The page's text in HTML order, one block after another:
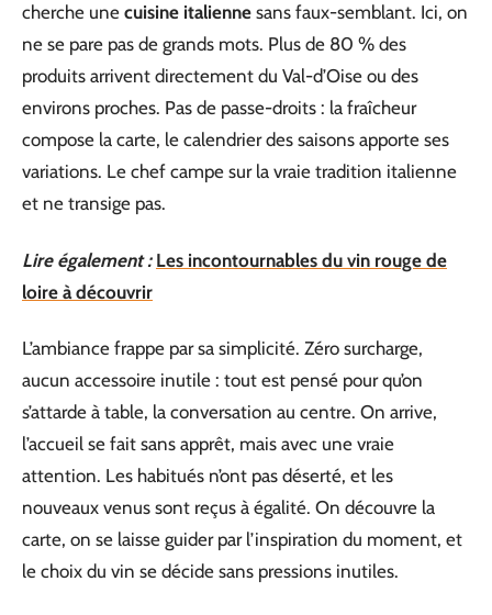
cherche une cuisine italienne sans faux-semblant. Ici, on
ne se pare pas de grands mots. Plus de 80 % des
produits arrivent directement du Val-d’Oise ou des
environs proches. Pas de passe-droits : la fraîcheur
compose la carte, le calendrier des saisons apporte ses
variations. Le chef campe sur la vraie tradition italienne
et ne transige pas.
Lire également : Les incontournables du vin rouge de
loire à découvrir
L’ambiance frappe par sa simplicité. Zéro surcharge,
aucun accessoire inutile : tout est pensé pour qu’on
s’attarde à table, la conversation au centre. On arrive,
l’accueil se fait sans apprêt, mais avec une vraie
attention. Les habitués n’ont pas déserté, et les
nouveaux venus sont reçus à égalité. On découvre la
carte, on se laisse guider par l’inspiration du moment, et
le choix du vin se décide sans pressions inutiles.